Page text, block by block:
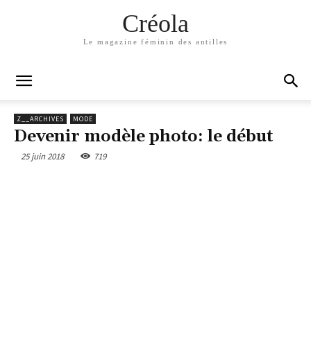
Créola
Le magazine féminin des antilles
Z__ARCHIVES MODE
Devenir modèle photo: le début
25 juin 2018 719